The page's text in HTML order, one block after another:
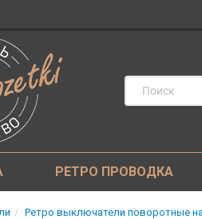
РЕТРО ПРОВОДКА
Ретро выключатели поворотные